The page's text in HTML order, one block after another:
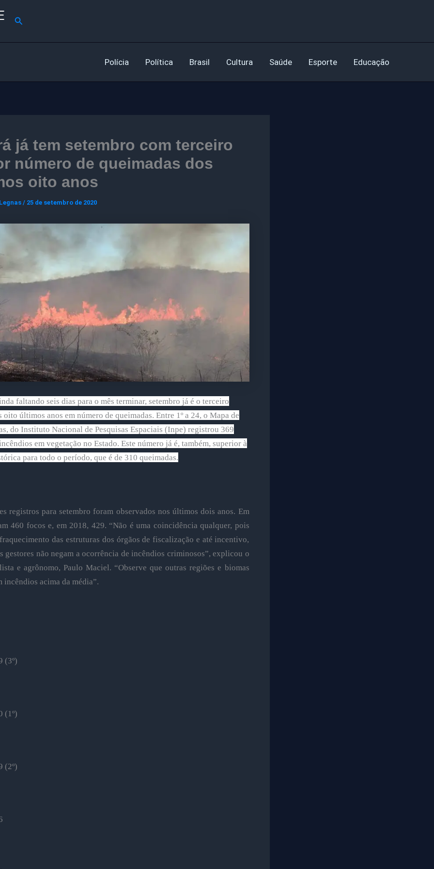
Pesquisar
Polícia Política Brasil Cultura Saúde Esporte Educação
já tem setembro com terceiro
número de queimadas dos
oito anos
/ 25 de setembro de 2020
faltando seis dias para o mês terminar, setembro já é o terceiro
oito últimos anos em número de queimadas. Entre 1º a 24, o Mapa de
do Instituto Nacional de Pesquisas Espaciais (Inpe) registrou 369
em vegetação no Estado. Este número já é, também, superior à
para todo o período, que é de 310 queimadas.
registros para setembro foram observados nos últimos dois anos. Em
460 focos e, em 2018, 429. “Não é uma coincidência qualquer, pois
das estruturas dos órgãos de fiscalização e até incentivo,
gestores não negam a ocorrência de incêndios criminosos”, explicou o
e agrônomo, Paulo Maciel. “Observe que outras regiões e biomas
incêndios acima da média”.
(3º)
(1º)
(2º)